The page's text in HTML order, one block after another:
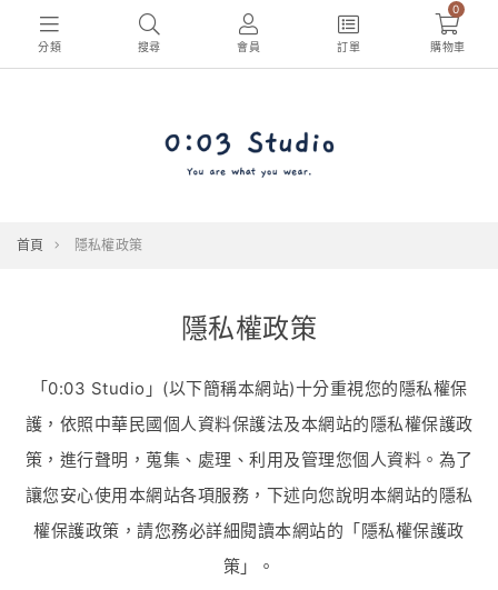
分類 搜尋 會員 訂單
0
購物車
首頁 隱私權政策
隱私權政策
「0:03 Studio」(以下簡稱本網站)十分重視您的隱私權保
護，依照中華民國個人資料保護法及本網站的隱私權保護政
策，進行聲明，蒐集、處理、利用及管理您個人資料。為了
讓您安心使用本網站各項服務，下述向您說明本網站的隱私
權保護政策，請您務必詳細閱讀本網站的「隱私權保護政
策」。